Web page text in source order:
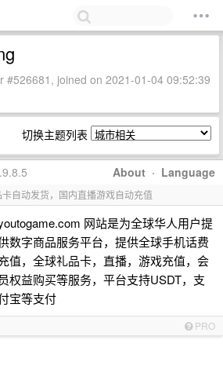
#526681, joined on 2021-01-04 09:52:39
切换主题列表
About · Language
自动发货，国内直播游戏自动充值
网站是为全球华人用户提
数字商品服务平台，提供全球手机话费
值，全球礼品卡，直播，游戏充值，会
员权益购买等服务，平台支持USDT，支
宝等支付
PRO